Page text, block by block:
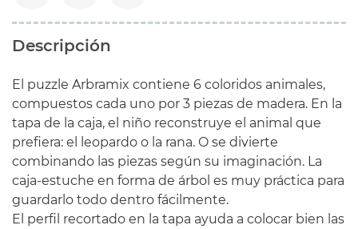
Descripción
El puzzle Arbramix contiene 6 coloridos animales,
compuestos cada uno por 3 piezas de madera. En la
tapa de la caja, el niño reconstruye el animal que
prefiera: el leopardo o la rana. O se divierte
combinando las piezas según su imaginación. La
caja-estuche en forma de árbol es muy práctica para
guardarlo todo dentro fácilmente.
El perfil recortado en la tapa ayuda a colocar bien las